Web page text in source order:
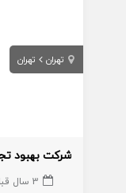
تهران تهران
شرکت بهبود
3 سال قبل